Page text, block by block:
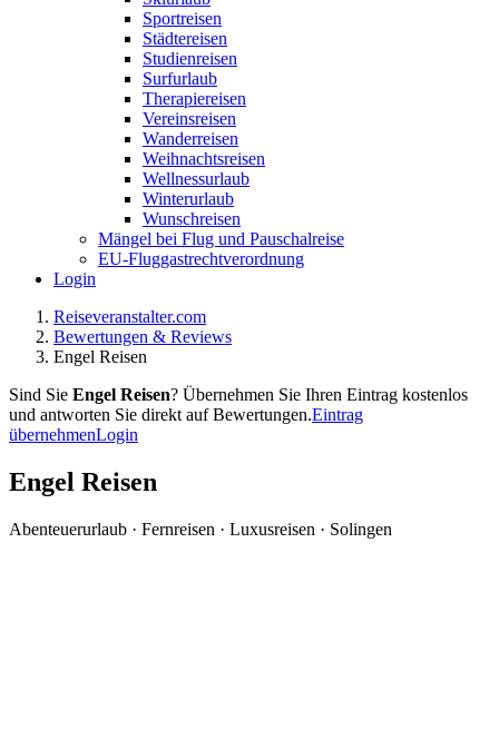
Sportreisen
Städtereisen
Studienreisen
Surfurlaub
Therapiereisen
Vereinsreisen
Wanderreisen
Weihnachtsreisen
Wellnessurlaub
Winterurlaub
Wunschreisen
Mängel bei Flug und Pauschalreise
EU-Fluggastrechtverordnung
Login
Reiseveranstalter.com
Bewertungen & Reviews
Engel Reisen
Sind Sie Engel Reisen? Übernehmen Sie Ihren Eintrag kostenlos
und antworten Sie direkt auf Bewertungen.Eintrag
übernehmenLogin
Engel Reisen
Abenteuerurlaub · Fernreisen · Luxusreisen · Solingen